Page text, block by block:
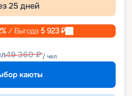
25 дней
% / Выгода 5 923 ₽
49 360₽/ чел
каюты